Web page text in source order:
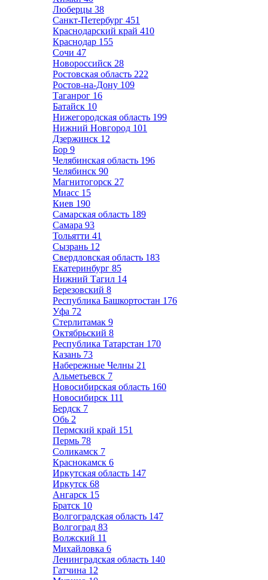
Люберцы 38
Санкт-Петербург 451
Краснодарский край 410
Краснодар 155
Сочи 47
Новороссийск 28
Ростовская область 222
Ростов-на-Дону 109
Таганрог 16
Батайск 10
Нижегородская область 199
Нижний Новгород 101
Дзержинск 12
Бор 9
Челябинская область 196
Челябинск 90
Магнитогорск 27
Миасс 15
Киев 190
Самарская область 189
Самара 93
Тольятти 41
Сызрань 12
Свердловская область 183
Екатеринбург 85
Нижний Тагил 14
Березовский 8
Республика Башкортостан 176
Уфа 72
Стерлитамак 9
Октябрьский 8
Республика Татарстан 170
Казань 73
Набережные Челны 21
Альметьевск 7
Новосибирская область 160
Новосибирск 111
Бердск 7
Обь 2
Пермский край 151
Пермь 78
Соликамск 7
Краснокамск 6
Иркутская область 147
Иркутск 68
Ангарск 15
Братск 10
Волгоградская область 147
Волгоград 83
Волжский 11
Михайловка 6
Ленинградская область 140
Гатчина 12